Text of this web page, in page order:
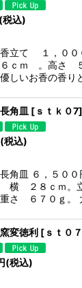
(税込)
立て １，００
ｃｍ 。高さ ５
しいお香の香り
角皿 [ ｓｔｋ０7]
(税込)
角皿 ６，５００
横 ２８ｃｍ
さ ６７０ｇ。
変徳利 [ ｓｔ０７
(税込)